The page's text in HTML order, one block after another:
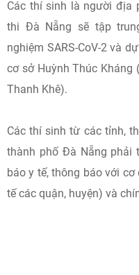
Các thí sinh là người địa
thi Đà Nẵng sẽ tập
nghiệm SARS-CoV-2 và
cơ sở Huỳnh Thúc Kháng
Thanh Khê).
Các thí sinh từ các tỉnh,
thành phố Đà Nẵng phải
báo y tế, thông báo với
tế các quận, huyện) và